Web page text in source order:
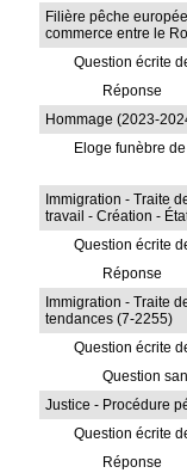
Filière pêche
commerce entre le
Question écrite
Réponse
Hommage (2023-
Eloge funèbre
Immigration - Traite
travail - Création -
Question écrite
Réponse
Immigration - Traite
tendances (7-2255)
Question écrite
Question
Justice - Procédure
Question écrite
Réponse